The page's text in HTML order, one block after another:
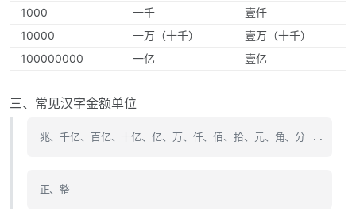
1000
一千
壹仟
10000
一万（十千）
壹万（十千）
100000000
一亿 壹亿
三、常见汉字金额单位
兆、千亿、百亿、十亿、亿、万、仟、佰、拾、元、角、分 ..
正、整